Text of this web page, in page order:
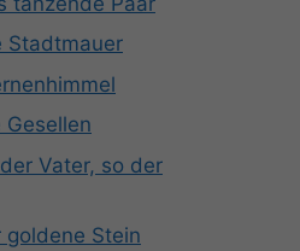
Stadtmauer
Vater, so der
goldene Stein